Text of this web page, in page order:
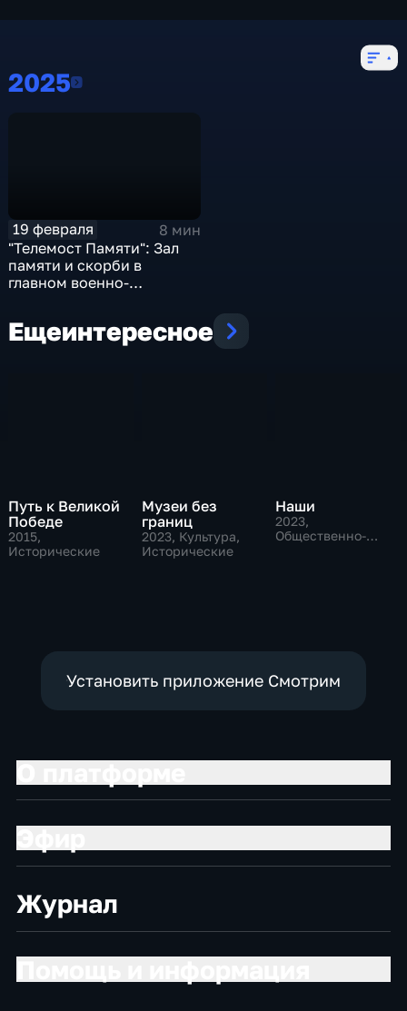
20252025
19 февраля
8 мин
"Телемост Памяти": Зал
памяти и скорби в
главном военно-
Ещеинтересное
Путь к Великой
Победе
2015,
Исторические
Музеи без
границ
2023, Культура,
Исторические
Наши
2023,
Общественно-
Установить приложение Смотрим
Журнал